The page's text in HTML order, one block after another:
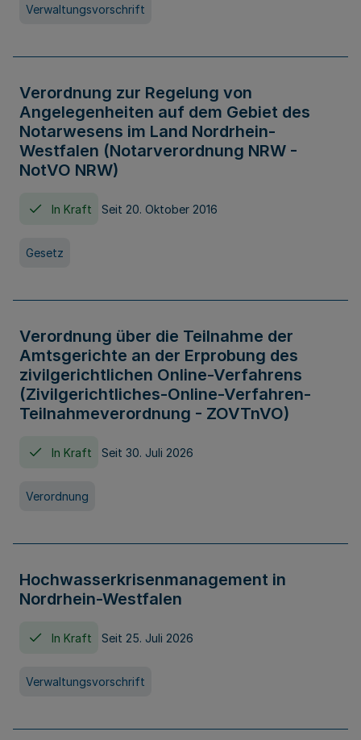
Verwaltungsvorschrift
Verordnung zur Regelung von
Angelegenheiten auf dem Gebiet des
Notarwesens im Land Nordrhein-
Westfalen (Notarverordnung NRW -
NotVO NRW)
In Kraft Seit 20. Oktober 2016
Gesetz
Verordnung über die Teilnahme der
Amtsgerichte an der Erprobung des
zivilgerichtlichen Online-Verfahrens
(Zivilgerichtliches-Online-Verfahren-
Teilnahmeverordnung - ZOVTnVO)
In Kraft Seit 30. Juli 2026
Verordnung
Hochwasserkrisenmanagement in
Nordrhein-Westfalen
In Kraft Seit 25. Juli 2026
Verwaltungsvorschrift